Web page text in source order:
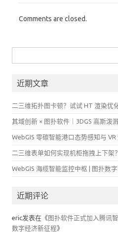
Comments are closed.
索：
近期文章
二三维拓扑图卡顿？试试 HT 渲染优
其域创新 × 图扑软件｜3DGS 高斯泼
WebGIS 零碳智能港口态势感知与 VR
二三维表单如何实现机柜拖拽上下架
WebGIS 海缆智能监控中枢 | 图扑数
近期评论
eric发表在《图扑软件正式加入腾讯
数字经济新征程》